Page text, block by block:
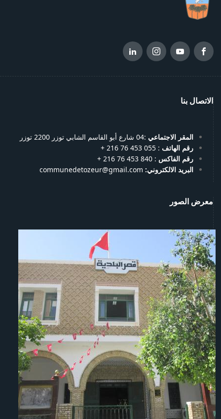
الاتصال بنا
المقر الاجتماعي :04 شارع أبو القاسم الشابي توزر 2200 توزر
رقم الهاتف : 055 453 76 216 +
رقم الفاكس : 840 453 76 216 +
البريد الالكتروني: communedetozeur@gmail.com
معرض الصور